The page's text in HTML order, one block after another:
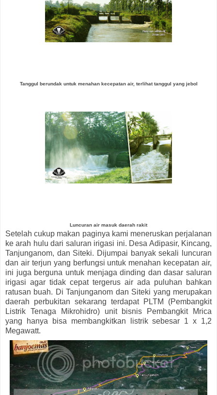
Tanggul berundak untuk menahan kecepatan air, terlihat tanggul yang jebol
Luncuran air masuk daerah rakit
Setelah cukup makan paginya kami meneruskan perjalanan
ke arah hulu dari saluran irigasi ini. Desa Adipasir, Kincang,
Tanjunganom, dan Siteki. Dijumpai banyak sekali luncuran
dan air terjun yang berfungsi untuk menahan kecepatan air,
ini juga berguna untuk menjaga dinding dan dasar saluran
irigasi agar tidak cepat tergerus air ada puluhan bahkan
ratusan buah. Di Tanjunganom dan Siteki yang merupakan
daerah perbukitan sekarang terdapat PLTM (Pembangkit
Listrik Tenaga Mikrohidro) unit bisnis Pembangkit Mrica
yang hanya bisa membangkitkan listrik sebesar 1 x 1,2
Megawatt.